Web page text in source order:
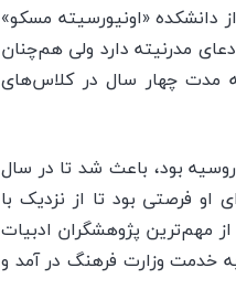
دانشکده «اونیورسیته مسکو»
مدرنیته دارد ولی هم‌چنان
مدت چهار سال در کلاس‌های
بود، باعث شد تا در سال
او فرصتی بود تا از نزدیک با
مهم‌ترین پژوهشگران ادبیات
تبدیل شود. خاک میهن، ریشه‌هایش را در او دواند و دیگر به روسیه برنگشت. در سال ۱۳۱۴ به خدمت وزارت فرهنگ در آمد و